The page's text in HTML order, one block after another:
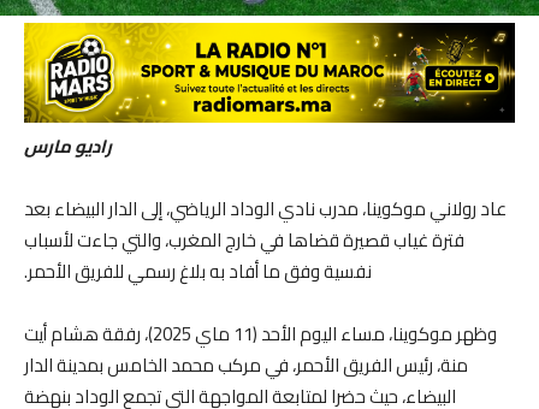
راديو مارس
عاد رولاني موكوينا، مدرب نادي الوداد الرياضي، إلى الدار البيضاء بعد
فترة غياب قصيرة قضاها في خارج المغرب، والتي جاءت لأسباب
نفسية وفق ما أفاد به بلاغ رسمي للفريق الأحمر.
وظهر موكوينا، مساء اليوم الأحد (11 ماي 2025)، رفقة هشام أيت
منة، رئيس الفريق الأحمر، في مركب محمد الخامس بمدينة الدار
البيضاء، حيث حضرا لمتابعة المواجهة التي تجمع الوداد بنهضة